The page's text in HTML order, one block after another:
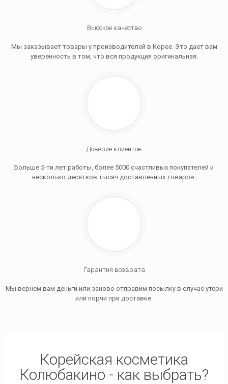
Высокое качество
Мы заказывает товары у производителей в Корее. Это дает вам
уверенность в том, что вся продукция оригинальная.
Доверие клиентов
Больше 5-ти лет работы, более 5000 счастливых покупателей и
несколько десятков тысяч доставленных товаров.
Гарантия возврата
Мы вернем вам деньги или заново отправим посылку в случае утери
или порчи при доставке.
Корейская косметика
Колюбакино - как выбрать?